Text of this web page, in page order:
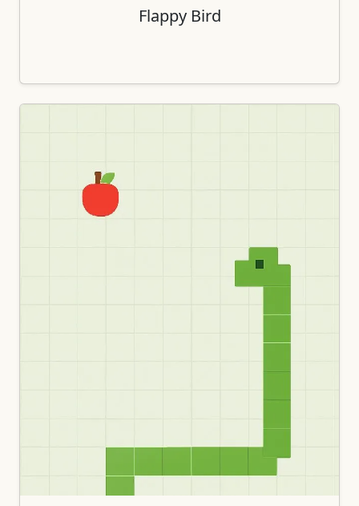
Flappy Bird